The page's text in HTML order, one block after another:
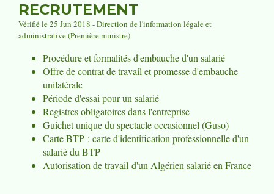
RECRUTEMENT
Vérifié le 25 Jun 2018 - Direction de l'information légale et
administrative (Première ministre)
Procédure et formalités d'embauche d'un salarié
Offre de contrat de travail et promesse d'embauche
unilatérale
Période d'essai pour un salarié
Registres obligatoires dans l'entreprise
Guichet unique du spectacle occasionnel (Guso)
Carte BTP : carte d'identification professionnelle d'un
salarié du BTP
Autorisation de travail d'un Algérien salarié en France